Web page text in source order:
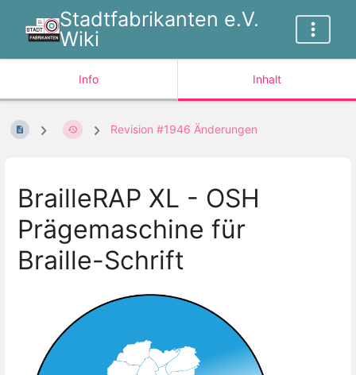
Stadtfabrikanten e.V.
Wiki
Info Inhalt
Revision #1946 Änderungen
BrailleRAP XL - OSH
Prägemaschine für
Braille-Schrift